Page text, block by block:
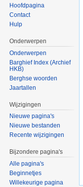
Hoofdpagina
Contact
Hulp
Onderwerpen
Onderwerpen
Barghief Index (Archief
HKB)
Berghse woorden
Jaartallen
Wijzigingen
Nieuwe pagina's
Nieuwe bestanden
Recente wijzigingen
Bijzondere pagina's
Alle pagina's
Beginnetjes
Willekeurige pagina